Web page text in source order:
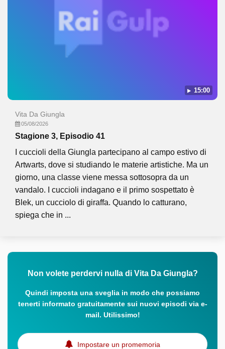
15:00
Vita Da Giungla
05/08/2026
Stagione 3, Episodio 41
I cuccioli della Giungla partecipano al campo estivo di
Artwarts, dove si studiando le materie artistiche. Ma un
giorno, una classe viene messa sottosopra da un
vandalo. I cuccioli indagano e il primo sospettato è
Blek, un cucciolo di giraffa. Quando lo catturano,
spiega che in ...
Non volete perdervi nulla di Vita Da Giungla?
Quindi imposta una sveglia in modo che possiamo
tenerti informato gratuitamente sui nuovi episodi via e-
mail. Utilissimo!
Impostare un promemoria